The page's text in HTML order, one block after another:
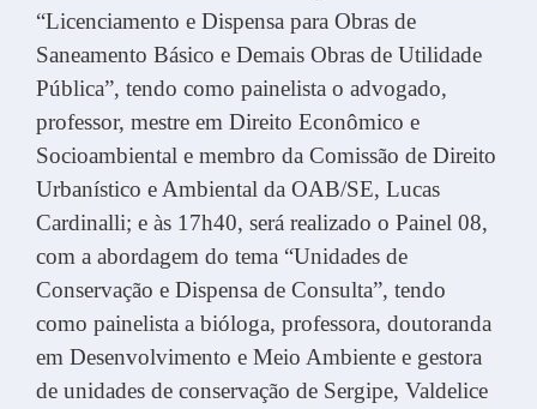
“Licenciamento e Dispensa para Obras de
Saneamento Básico e Demais Obras de Utilidade
Pública”, tendo como painelista o advogado,
professor, mestre em Direito Econômico e
Socioambiental e membro da Comissão de Direito
Urbanístico e Ambiental da OAB/SE, Lucas
Cardinalli; e às 17h40, será realizado o Painel 08,
com a abordagem do tema “Unidades de
Conservação e Dispensa de Consulta”, tendo
como painelista a bióloga, professora, doutoranda
em Desenvolvimento e Meio Ambiente e gestora
de unidades de conservação de Sergipe, Valdelice